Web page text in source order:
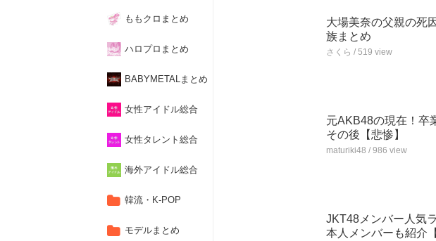
ももクロまとめ
ハロプロまとめ
BABYMETALまとめ
女性アイドル総合
女性タレント総合
海外アイドル総合
韓流・K-POP
モデルまとめ
大場美奈の父親の死
族まとめ
さくら / 519 view
元AKB48の現在！卒
その後【悲惨】
maturiki48 / 986 view
JKT48メンバー人気
本人メンバーも紹介